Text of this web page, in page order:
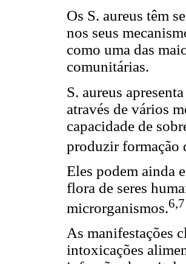
Os S. aureus têm
nos seus
como uma das
comunitárias.
S. aureus
através de vários
capacidade de
produzir formação
Eles podem ainda
flora de seres
microrganismos.6,7
As manifestações
intoxicações